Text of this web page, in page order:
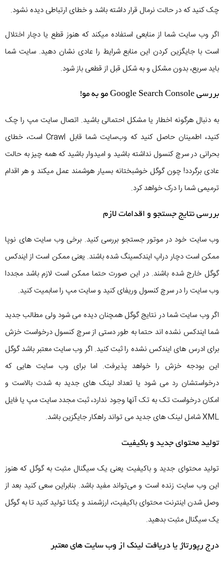
چک کنید که در حالت نرمال قرار داشته باشد و خطای ارتباطی دیده نشود.
اگر وب سایت شما از منابعی استفاده میکند که هنوز قطع یا دچار اختلال
است با جایگزین کردن این منابع شرایط را عادی نشان دهید. سایت شما
باید سریع، بدون مشکل و به شکل قبل از قطعی باز شود.
بررسی Google Search Console مو به مو!
به دنبال هرگونه اخطار یا مشکل احتمالی باشید. اتصال سایت مپ را چک
کنید، اطمینان حاصل کنید که وب‌سایت شما قابل Crawl است، خطای
بحرانی در سرچ کنسول نداشته باشید و امیدوار باشید که همه چیز به حالت
عادی برگردد! چون گوگل خوشبختانه بسیار هوشمند عمل میکند و هر اقدام
ترمیمی شما را درک خواهد کرد.
بررسی نتایج جستجو و اقدامات لازم
وب سایت خود در موتور جستجو بررسی کنید. برخی وب سایت های نوپا
ممکن است دچار دراپ ایندکسینگ شده باشند. یعنی ممکن است از ایندکس
گوگل خارج شده باشند. در این صورت حتما ممکن است لازم باشد مجددا
وب سایت را در سرچ کنسول وریفای کنید و سایت مپ را سابمیت کنید.
اگر وب سایت شما در نتایج گوگل همچنان دیده می شود ولی مطالب جدید
شما ایندکس نشده اند حتما به طور دستی از سرچ کنسول درخواست خزش
برای ادرس های ایندکس نشده را ثبت کنید. اگر وب سایت معتبر باشد گوگل
این بودجه خزش را خواهد پذیرفت. اما برای وب سایت هایی که
درخواستشان رد می شود یا تعداد لینک های جدید به شدت بالاست و
امکان درخواست تک به تک آنها وجود ندارد، ثبت مجدد سایت مپ یا فایل
XML شامل لینک های جدید می تواند راهکار جایگزین باشد.
تولید محتوای جدید و باکیفیت
تولید محتوای جدید و باکیفیت یعنی یک سیگنال مثبت به گوگل که هنوز
این وب سایت زنده است و می‌تواند مفید باشد. بنابراین سعی کنید بعد از
وصل شدن اینترنت محتوای باکیفیت، ارزشمند و یکتا تولید کنید تا به گوگل
یک سیگنال مثبت بدهید.
درج رپورتاژ یا دریافت لینک از وب سایت های معتبر